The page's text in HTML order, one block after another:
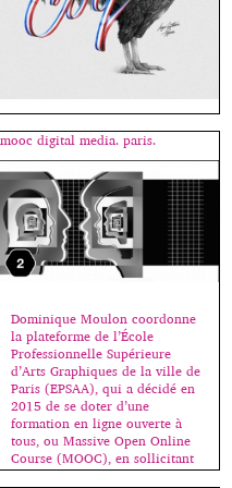
“Cette session en français se
déroule dans le cadre des
conférences Type@Paris,
organisées par Jean François
Porchez. Dès 99, Alexis Taïeb
(Tyrsa) découvre le graffiti et y
fait ses premières armes, ses
premières esquisses de lettres.
De là naitra sa vocation et son
guidera naturellement son
parcours scolaire. Diplômé des
[…]
mooc digital media. paris.
Dominique Moulon coordonne
la plateforme de l’École
Professionnelle Supérieure
d’Arts Graphiques de la ville de
Paris (EPSAA), qui a décidé en
2015 de se doter d’une
formation en ligne ouverte à
tous, ou Massive Open Online
Course (MOOC), en sollicitant
les compétences et en exploitant